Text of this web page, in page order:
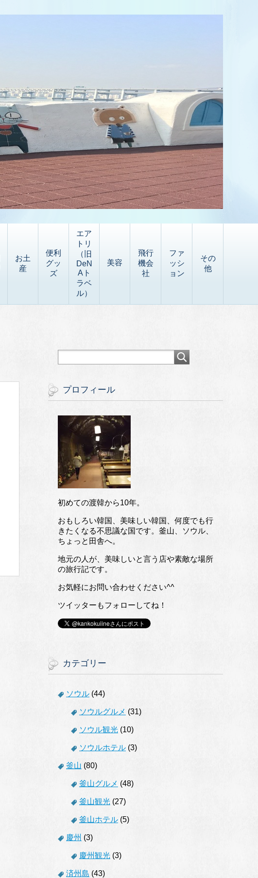
お土
産
便利
グッ
ズ
エア
トリ
（旧
DeN
Aト
ラベ
ル）
美容
飛行
機会
社
ファ
ッシ
ョン
その
他
プロフィール
初めての渡韓から10年。
おもしろい韓国、美味しい韓国、何度でも行
きたくなる不思議な国です。釜山、ソウル、
ちょっと田舎へ。
地元の人が、美味しいと言う店や素敵な場所
の旅行記です。
お気軽にお問い合わせください^^
ツイッターもフォローしてね！
カテゴリー
ソウル (44)
ソウルグルメ (31)
ソウル観光 (10)
ソウルホテル (3)
釜山 (80)
釜山グルメ (48)
釜山観光 (27)
釜山ホテル (5)
慶州 (3)
慶州観光 (3)
済州島 (43)